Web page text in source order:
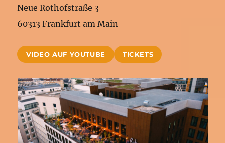
Neue Rothofstraße 3
60313 Frankfurt am Main
VIDEO AUF YOUTUBE TICKETS